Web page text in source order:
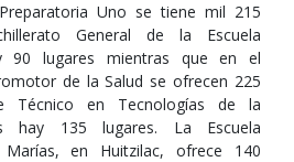
Uno se tiene mil 215
General de la Escuela
90 lugares mientras que en el
de la Salud se ofrecen 225
en Tecnologías de la
hay 135 lugares. La Escuela
en Huitzilac, ofrece 140